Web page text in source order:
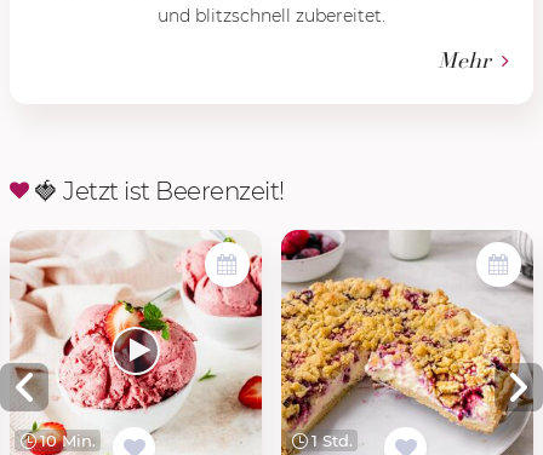
und blitzschnell zubereitet.
Mehr
🍓 Jetzt ist Beerenzeit!
10 Min. 1 Std.